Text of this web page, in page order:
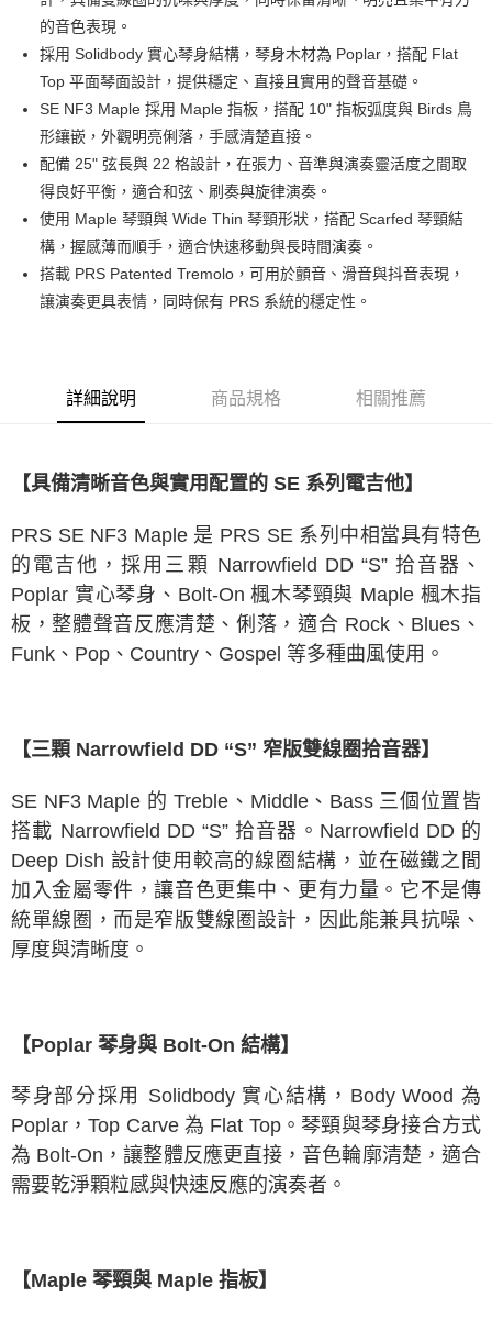
元大商業銀行
玉山商業銀行
星展（台灣）商業銀行
台灣樂天信用卡公司
匯豐（台灣）商業銀行
華泰商業銀行
聯邦商業銀行
元大商業銀行
永豐商業銀行
玉山商業銀行
星展（台灣）商業銀行
台新國際商業銀行
中國信託商業銀行
悠遊付
全盈+PAY
大哥付你分期
相關說明
【大哥付你分期使用說明】
1.本服務由台灣大哥大提供，台灣大哥大用戶可立即使用無須另外申請。
2.付款方式選擇「大哥付你分期」，訂單成立後會自動跳轉到大哥付的交易
流程，驗證手機門號後，選擇欲分期的期數、繳款截止日，確認付款後即完
3.實際核准額度、可分期數及費用金額請依後續交易確認頁面所載為準。
4.訂單成立30分鐘內，如未前往確認交易或遇審核未通過，訂單將自動取
消。如遇「轉專審核」未通過狀況，表示未達大哥付你分期系統評分，恕無
法說明評估內容。
2.透過簡訊連結打開帳單後，可選擇「超商條碼／台灣大直營門市／銀行轉
1.本服務係由「台灣大哥大股份有限公司」（以下簡稱本公司）所提供，讓
用戶於交易時，得透過本服務購買商品或服務，並由商店將買賣／分期付款
2.基於同意付款使用「大哥付你分期」之契約關係目的，商店將以您的個人
資料（包含姓名、電話或地址）提供予台灣大哥大進項蒐集、處理及利用，
由本公司與您本人進行分期帳單所需資料之確認、核對及更正。
3.完整用戶服務條款，請詳閱以下連結：https://oppay.tw/userRule
ATM付款
運送方式
每筆NT$60，滿NT$1,000(含以上)免運費
的音色表現。
採用 Solidbody 實心琴身結構，琴身木材為 Poplar，搭配 Flat
Top 平面琴面設計，提供穩定、直接且實用的聲音基礎。
SE NF3 Maple 採用 Maple 指板，搭配 10" 指板弧度與 Birds 鳥
形鑲嵌，外觀明亮俐落，手感清楚直接。
配備 25" 弦長與 22 格設計，在張力、音準與演奏靈活度之間取
得良好平衡，適合和弦、刷奏與旋律演奏。
使用 Maple 琴頸與 Wide Thin 琴頸形狀，搭配 Scarfed 琴頸結
構，握感薄而順手，適合快速移動與長時間演奏。
搭載 PRS Patented Tremolo，可用於顫音、滑音與抖音表現，
讓演奏更具表情，同時保有 PRS 系統的穩定性。
詳細說明 商品規格 相關推薦
【具備清晰音色與實用配置的 SE 系列電吉他】
PRS SE NF3 Maple 是 PRS SE 系列中相當具有特色
的電吉他，採用三顆 Narrowfield DD “S” 拾音器、
Poplar 實心琴身、Bolt-On 楓木琴頸與 Maple 楓木指
板，整體聲音反應清楚、俐落，適合 Rock、Blues、
Funk、Pop、Country、Gospel 等多種曲風使用。
【三顆 Narrowfield DD “S” 窄版雙線圈拾音器】
SE NF3 Maple 的 Treble、Middle、Bass 三個位置皆
搭載 Narrowfield DD “S” 拾音器。Narrowfield DD 的
Deep Dish 設計使用較高的線圈結構，並在磁鐵之間
加入金屬零件，讓音色更集中、更有力量。它不是傳
統單線圈，而是窄版雙線圈設計，因此能兼具抗噪、
厚度與清晰度。
【Poplar 琴身與 Bolt-On 結構】
琴身部分採用 Solidbody 實心結構，Body Wood 為
Poplar，Top Carve 為 Flat Top。琴頸與琴身接合方式
為 Bolt-On，讓整體反應更直接，音色輪廓清楚，適合
需要乾淨顆粒感與快速反應的演奏者。
【Maple 琴頸與 Maple 指板】